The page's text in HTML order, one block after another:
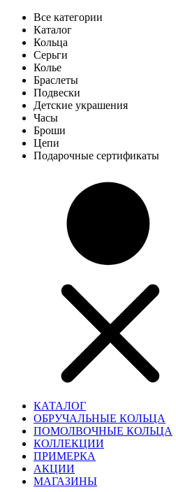
Все категории
Каталог
Кольца
Серьги
Колье
Браслеты
Подвески
Детские украшения
Часы
Броши
Цепи
Подарочные сертификаты
КАТАЛОГ
ОБРУЧАЛЬНЫЕ КОЛЬЦА
ПОМОЛВОЧНЫЕ КОЛЬЦА
КОЛЛЕКЦИИ
ПРИМЕРКА
АКЦИИ
МАГАЗИНЫ